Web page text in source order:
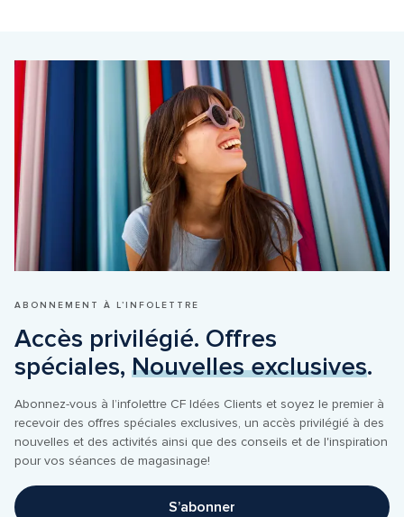
ABONNEMENT À L’INFOLETTRE
Accès privilégié. Offres
spéciales, Nouvelles exclusives.
Abonnez-vous à l’infolettre CF Idées Clients et soyez le premier à
recevoir des offres spéciales exclusives, un accès privilégié à des
nouvelles et des activités ainsi que des conseils et de l'inspiration
pour vos séances de magasinage!
S’abonner